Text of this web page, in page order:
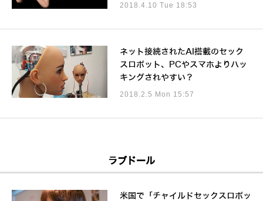
2018.4.10 Tue 18:53
ネット接続されたAI搭載のセック
スロボット、PCやスマホよりハッ
キングされやすい？
2018.2.5 Mon 15:57
ラブドール
米国で「チャイルドセックスロボッ